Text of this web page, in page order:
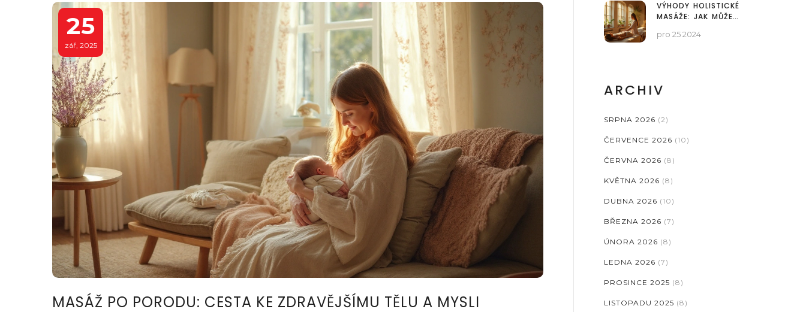
25
zář, 2025
MASÁŽ PO PORODU: CESTA KE ZDRAVĚJŠÍMU TĚLU A MYSLI
VÝHODY HOLISTICKÉ
MASÁŽE: JAK MŮŽE
pro 25 2024
ARCHIV
SRPNA 2026 (2)
ČERVENCE 2026 (10)
ČERVNA 2026 (8)
KVĚTNA 2026 (8)
DUBNA 2026 (10)
BŘEZNA 2026 (7)
ÚNORA 2026 (8)
LEDNA 2026 (7)
PROSINCE 2025 (8)
LISTOPADU 2025 (8)